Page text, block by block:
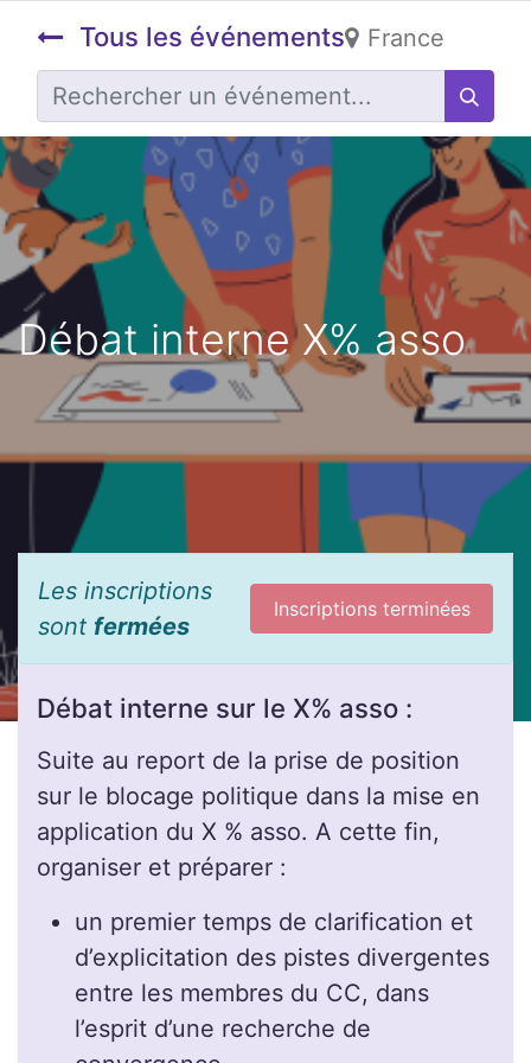
Tous les événements France
Débat interne X% asso
Les inscriptions
sont fermées
Inscriptions terminées
Débat interne sur le X% asso :
Suite au report de la prise de position
sur le blocage politique dans la mise en
application du X % asso. A cette fin,
organiser et préparer :
un premier temps de clarification et
d’explicitation des pistes divergentes
entre les membres du CC, dans
l’esprit d’une recherche de